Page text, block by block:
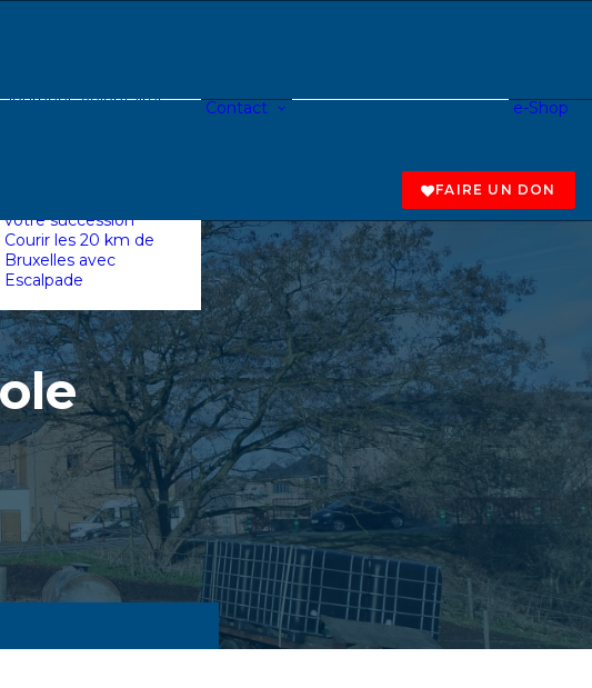
Journées Volontaires
votre succession
Courir les 20 km de
Bruxelles avec
Escalpade
Contact
Tapas à roulettes
e-Shop
FAIRE UN DON